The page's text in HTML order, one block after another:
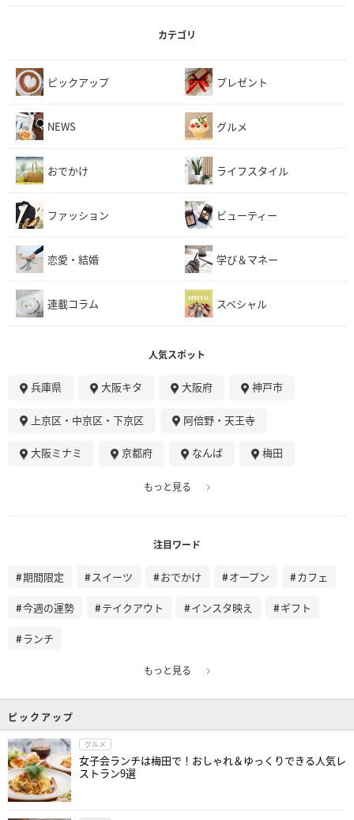
カテゴリ
ピックアップ プレゼント
NEWS グルメ
おでかけ ライフスタイル
ファッション ビューティー
恋愛・結婚 学び＆マネー
連載コラム スペシャル
人気スポット
兵庫県 大阪キタ 大阪府 神戸市
上京区・中京区・下京区 阿倍野・天王寺
大阪ミナミ 京都府 なんば 梅田
もっと見る
注目ワード
期間限定 スイーツ おでかけ オープン カフェ
今週の運勢 テイクアウト インスタ映え ギフト
ランチ
もっと見る
ピックアップ
グルメ
女子会ランチは梅田で！おしゃれ＆ゆっくりできる人気レ
ストラン9選